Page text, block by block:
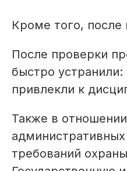
Кроме того,
После проверки
быстро
привлекли к
Также в
требований